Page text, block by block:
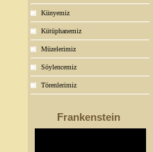
Künyemiz
Kütüphanemiz
Müzelerimiz
Söylencemiz
Törenlerimiz
Frankenstein